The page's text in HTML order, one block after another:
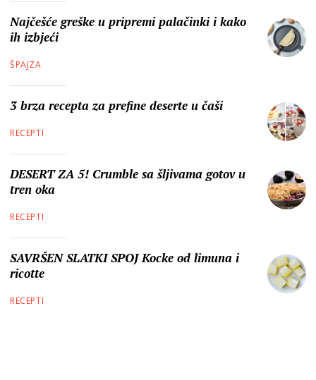
Najčešće greške u pripremi palačinki i kako
ih izbjeći
ŠPAJZA
3 brza recepta za prefine deserte u čaši
RECEPTI
DESERT ZA 5! Crumble sa šljivama gotov u
tren oka
RECEPTI
SAVRŠEN SLATKI SPOJ Kocke od limuna i
ricotte
RECEPTI